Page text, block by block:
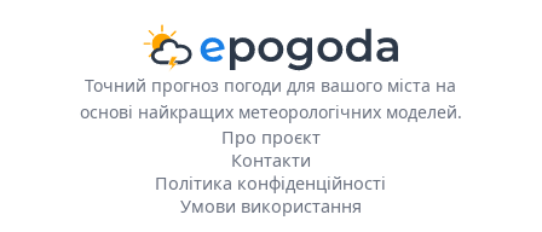
Точний прогноз погоди для вашого міста на
основі найкращих метеорологічних моделей.
Про проєкт
Контакти
Політика конфіденційності
Умови використання